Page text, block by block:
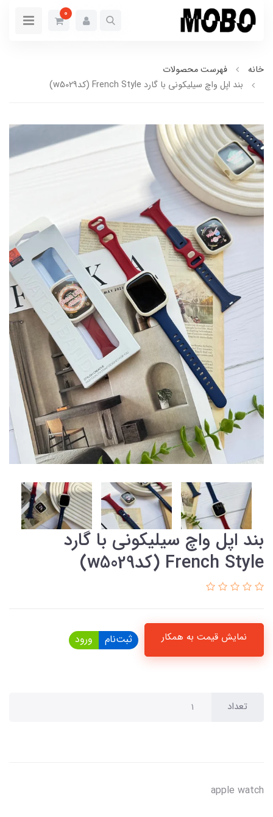
0
خانه
فهرست محصولات
بند اپل واچ سیلیکونی با گارد French Style (کدw5029)
بند اپل واچ سیلیکونی با گارد
French Style (کدw5029)
نمایش قیمت به همکار ثبت‌نام ورود
تعداد
apple watch